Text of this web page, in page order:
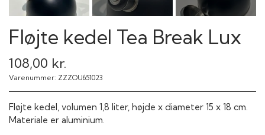
Fløjte kedel Tea Break Lux
108,00 kr.
Varenummer: ZZZOU651023
Fløjte kedel, volumen 1,8 liter, højde x diameter 15 x 18 cm.
Materiale er aluminium.